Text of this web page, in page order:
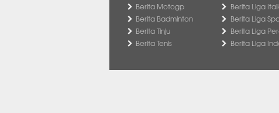
Berita Motogp
Berita Badminton
Berita Tinju
Berita Tenis
Berita Liga
Berita Liga
Berita Liga
Berita Liga